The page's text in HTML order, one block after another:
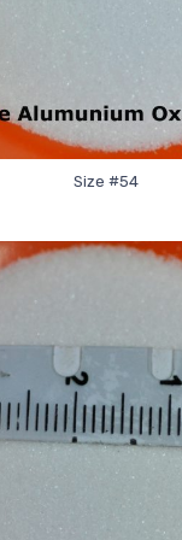
Size #54